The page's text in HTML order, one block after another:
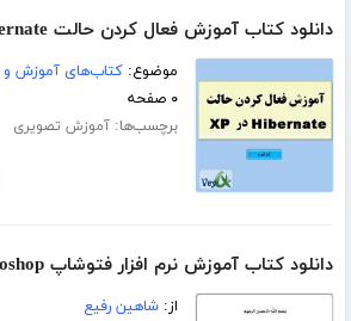
دانلود کتاب آموزش فعال کردن حالت Hibernate در ویندوز XP
موضوع:کتاب‌های آموزش و
۰ صفحه
برچسب‌ها:آموزش تصویری
دانلود کتاب آموزش نرم افزار فتوشاپ Adobe Photoshop
از:شاهین رفیع